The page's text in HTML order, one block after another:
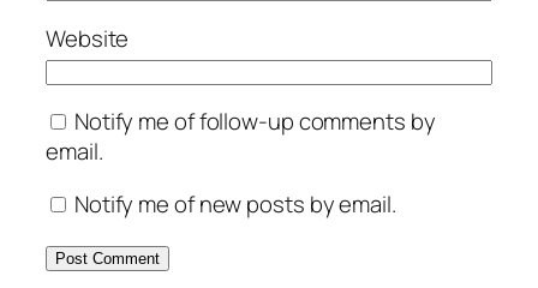
Website
Notify me of follow-up comments by
email.
Notify me of new posts by email.